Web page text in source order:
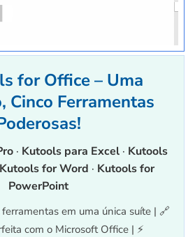
for Office – Uma
Cinco Ferramentas
· Kutools para Excel · Kutools
Kutools for Word · Kutools for
PowerPoint
em uma única suíte | 🔗
com o Microsoft Office | ⚡